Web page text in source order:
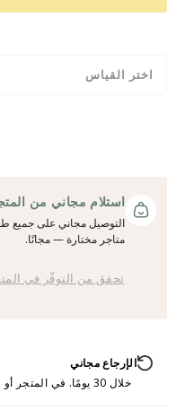
اختر القياس
استلام مجاني من المتجر
التوصيل مجاني على جميع
متاجر مختارة — مجانًا.
تحقق من التوفّر في
الإرجاع مجاني
خلال 30 يومًا. في المتجر أو عبر الإنترنت.